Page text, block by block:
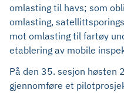
omlasting til havs; som
omlasting,
mot omlasting til fartøy
etablering av mobile
På den 35. sesjon høsten
gjennomføre et